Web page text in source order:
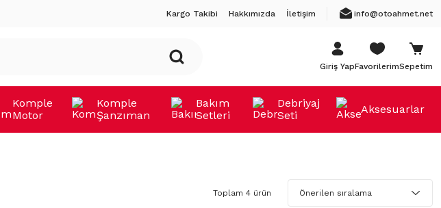
Kargo Takibi Hakkımızda İletişim info@otoahmet.net
Giriş YapFavorilerimSepetim
Komple
Motor
Komple
Şanzıman
Bakım
Setleri
Debriyaj
Seti
Aksesuarlar
Toplam 4 ürün